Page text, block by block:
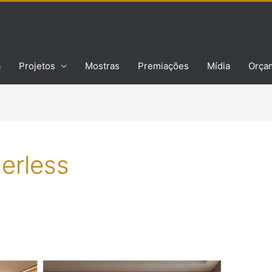
Projetos Mostras Premiações Mídia